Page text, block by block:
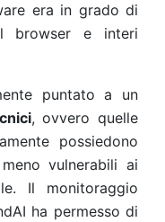
era in grado di
browser e interi
puntato a un
, ovvero quelle
possiedono
vulnerabili ai
Il monitoraggio
ha permesso di